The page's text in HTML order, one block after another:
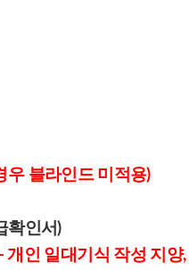
우 블라인드 미적용)
확인서)
인 일대기식 작성 지양,